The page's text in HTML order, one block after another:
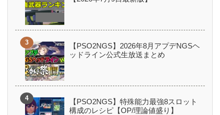
【PSO2NGS】2026年8月アプデNGSヘ
ッドライン公式生放送まとめ
【PSO2NGS】特殊能力最強8スロット
構成のレシピ【OP/理論値盛り】